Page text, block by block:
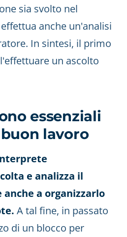
sia svolto nel
anche un'analisi
In sintesi, il primo
un ascolto
essenziali
lavoro
e analizza il
anche a organizzarlo
A tal fine, in passato
di un blocco per